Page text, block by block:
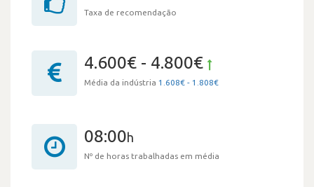
Taxa de recomendação
4.600€ - 4.800€
Média da indústria 1.608€ - 1.808€
08:00h
Nº de horas trabalhadas em média